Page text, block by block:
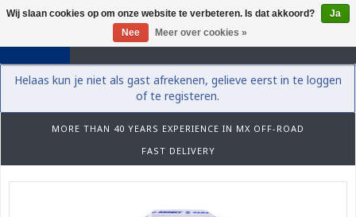
0
Helaas kun je niet als gast afrekenen, gelieve eerst in te loggen
of te registeren.
MORE THAN 40 YEARS EXPERIENCE IN MX OFF-ROAD
FAST DELIVERY
Wij slaan cookies op om onze website te verbeteren. Is dat akkoord?
Ja
Nee
Meer over cookies »